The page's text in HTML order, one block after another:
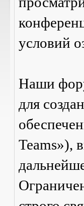
условий
Наши
для
Teams»),